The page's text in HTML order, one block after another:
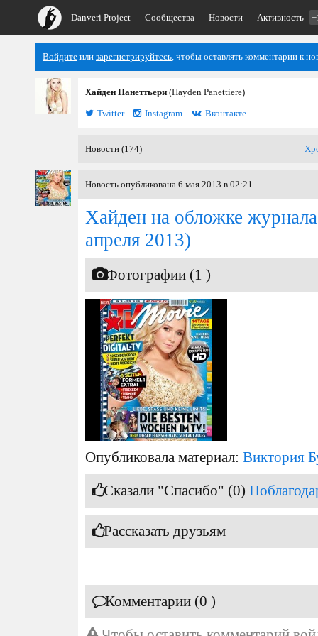
Danveri Project Сообщества Новости Активность
Войдите или зарегистрируйтесь, чтобы оставлять комментарии к
Хайден Панеттьери (Hayden Panettiere)
Twitter
Instagram Вконтакте
Новости (174)
Новость опубликована 6 мая 2013 в 02:21
Хайден на обложке
апреля 2013)
Фотографии (1 )
Опубликовала материал: Виктория
Сказали "Спасибо" (0)
Рассказать друзьям
Комментарии (0 )